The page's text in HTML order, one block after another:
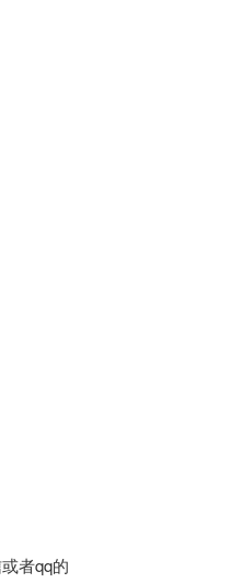
者qq的